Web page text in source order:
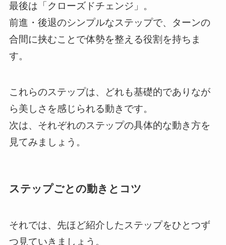
最後は「クローズドチェンジ」。
前進・後退のシンプルなステップで、ターンの
合間に挟むことで体勢を整える役割を持ちま
す。
これらのステップは、どれも基礎的でありなが
ら美しさを感じられる動きです。
次は、それぞれのステップの具体的な動き方を
見てみましょう。
ステップごとの動きとコツ
それでは、先ほど紹介したステップをひとつず
つ見ていきましょう。